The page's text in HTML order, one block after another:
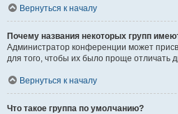
Вернуться к началу
Почему названия некоторых групп
Администратор конференции может
для того, чтобы их было проще отличать
Вернуться к началу
Что такое группа по умолчанию?